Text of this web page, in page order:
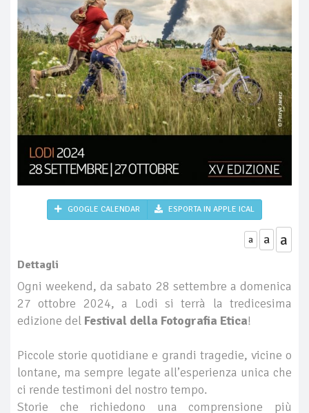
GOOGLE CALENDAR ESPORTA IN APPLE ICAL
a a a
Dettagli
Ogni weekend, da sabato 28 settembre a domenica
27 ottobre 2024, a Lodi si terrà la tredicesima
edizione del Festival della Fotografia Etica!
Piccole storie quotidiane e grandi tragedie, vicine o
lontane, ma sempre legate all’esperienza unica che
ci rende testimoni del nostro tempo.
Storie che richiedono una comprensione più